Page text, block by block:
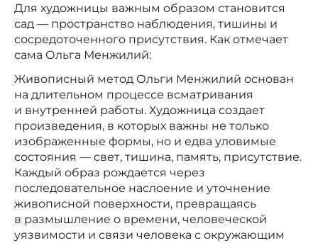
Для художницы важным образом становится
сад — пространство наблюдения, тишины и
сосредоточенного присутствия. Как отмечает
сама Ольга Менжилий:
Живописный метод Ольги Менжилий основан
на длительном процессе всматривания
и внутренней работы. Художница создает
произведения, в которых важны не только
изображенные формы, но и едва уловимые
состояния — свет, тишина, память, присутствие.
Каждый образ рождается через
последовательное наслоение и уточнение
живописной поверхности, превращаясь
в размышление о времени, человеческой
уязвимости и связи человека с окружающим